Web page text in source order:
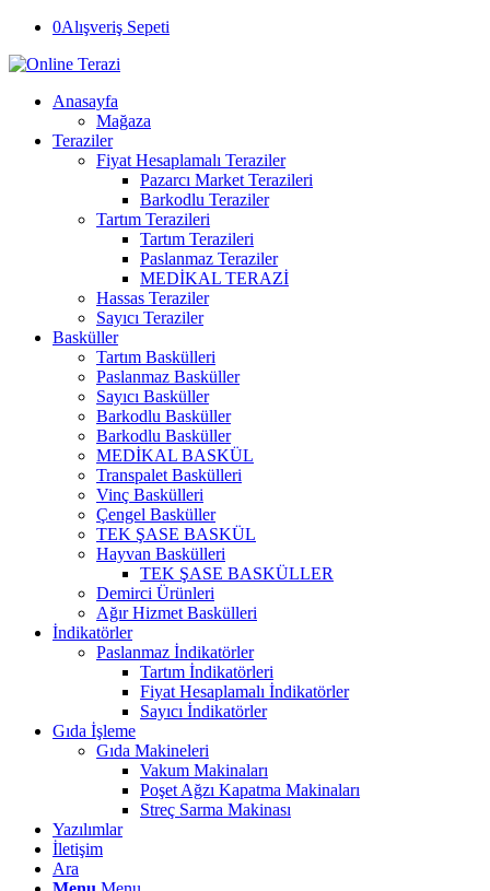
0Alışveriş Sepeti
Anasayfa
Mağaza
Teraziler
Fiyat Hesaplamalı Teraziler
Pazarcı Market Terazileri
Barkodlu Teraziler
Tartım Terazileri
Tartım Terazileri
Paslanmaz Teraziler
MEDİKAL TERAZİ
Hassas Teraziler
Sayıcı Teraziler
Basküller
Tartım Baskülleri
Paslanmaz Basküller
Sayıcı Basküller
Barkodlu Basküller
Barkodlu Basküller
MEDİKAL BASKÜL
Transpalet Baskülleri
Vinç Baskülleri
Çengel Basküller
TEK ŞASE BASKÜL
Hayvan Baskülleri
TEK ŞASE BASKÜLLER
Demirci Ürünleri
Ağır Hizmet Baskülleri
İndikatörler
Paslanmaz İndikatörler
Tartım İndikatörleri
Fiyat Hesaplamalı İndikatörler
Sayıcı İndikatörler
Gıda İşleme
Gıda Makineleri
Vakum Makinaları
Poşet Ağzı Kapatma Makinaları
Streç Sarma Makinası
Yazılımlar
İletişim
Ara